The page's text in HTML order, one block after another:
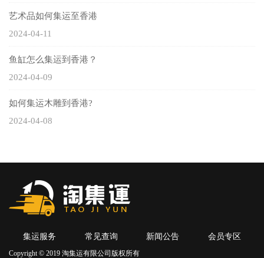
艺术品如何集运至香港
2024-04-11
鱼缸怎么集运到香港？
2024-04-09
如何集运木雕到香港?
2024-04-08
集运服务 常见查询 新闻公告 会员专区
Copyright © 2019 淘集运有限公司版权所有